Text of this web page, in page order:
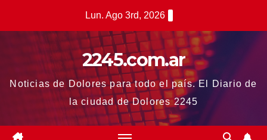
Lun. Ago 3rd, 2026
2245.com.ar
Noticias de Dolores para todo el país. El Diario de
la ciudad de Dolores 2245